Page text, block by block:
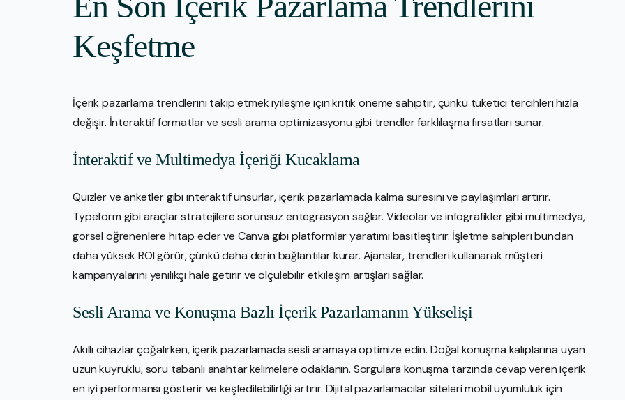
Keşfetme
İçerik pazarlama trendlerini takip etmek iyileşme için kritik öneme sahiptir, çünkü tüketici tercihleri hızla
değişir. İnteraktif formatlar ve sesli arama optimizasyonu gibi trendler farklılaşma fırsatları sunar.
İnteraktif ve Multimedya İçeriği Kucaklama
Quizler ve anketler gibi interaktif unsurlar, içerik pazarlamada kalma süresini ve paylaşımları artırır.
Typeform gibi araçlar stratejilere sorunsuz entegrasyon sağlar. Videolar ve infografikler gibi multimedya,
görsel öğrenenlere hitap eder ve Canva gibi platformlar yaratımı basitleştirir. İşletme sahipleri bundan
daha yüksek ROI görür, çünkü daha derin bağlantılar kurar. Ajanslar, trendleri kullanarak müşteri
kampanyalarını yenilikçi hale getirir ve ölçülebilir etkileşim artışları sağlar.
Sesli Arama ve Konuşma Bazlı İçerik Pazarlamanın Yükselişi
Akıllı cihazlar çoğalırken, içerik pazarlamada sesli aramaya optimize edin. Doğal konuşma kalıplarına uyan
uzun kuyruklu, soru tabanlı anahtar kelimelere odaklanın. Sorgulara konuşma tarzında cevap veren içerik
en iyi performansı gösterir ve keşfedilebilirliği artırır. Dijital pazarlamacılar siteleri mobil uyumluluk için